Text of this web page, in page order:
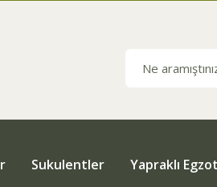
Sukulentler Yapraklı